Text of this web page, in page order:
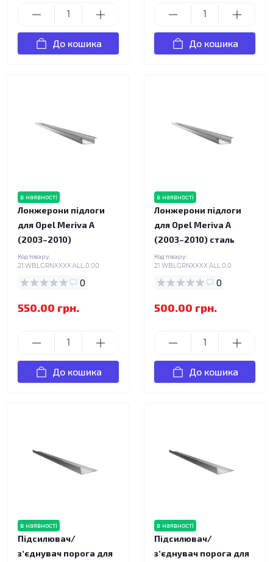
До кошика До кошика
в наявності
Лонжерони підлоги
для Opel Meriva A
(2003–2010)
Код товару:
21.WBLGRNXXXX.ALL.0.00
0
550.00 грн.
До кошика
в наявності
Лонжерони підлоги
для Opel Meriva A
(2003–2010) сталь
Код товару:
21.WBLGRNXXXX.ALL.0.0
0
500.00 грн.
До кошика
в наявності
Підсилювач/
зʼєднувач порога для
в наявності
Підсилювач/
зʼєднувач порога для